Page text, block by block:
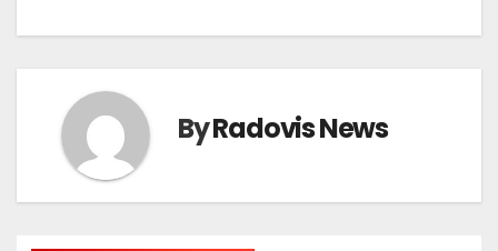
ByRadovis News